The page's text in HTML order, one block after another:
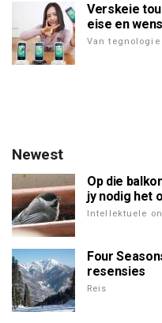
Verskeie
eise en
Van tegnologie
Newest
Op die
jy nodig het
Intellektuele
Four
resensies
Reis